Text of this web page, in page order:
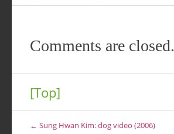
Comments are closed.
[Top]
← Sung Hwan Kim: dog video (2006)